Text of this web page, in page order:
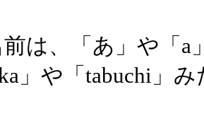
は、「あ」や「a
」や「tabuchi」